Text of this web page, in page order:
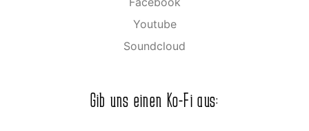
Youtube
Soundcloud
Gib uns einen Ko-Fi aus: